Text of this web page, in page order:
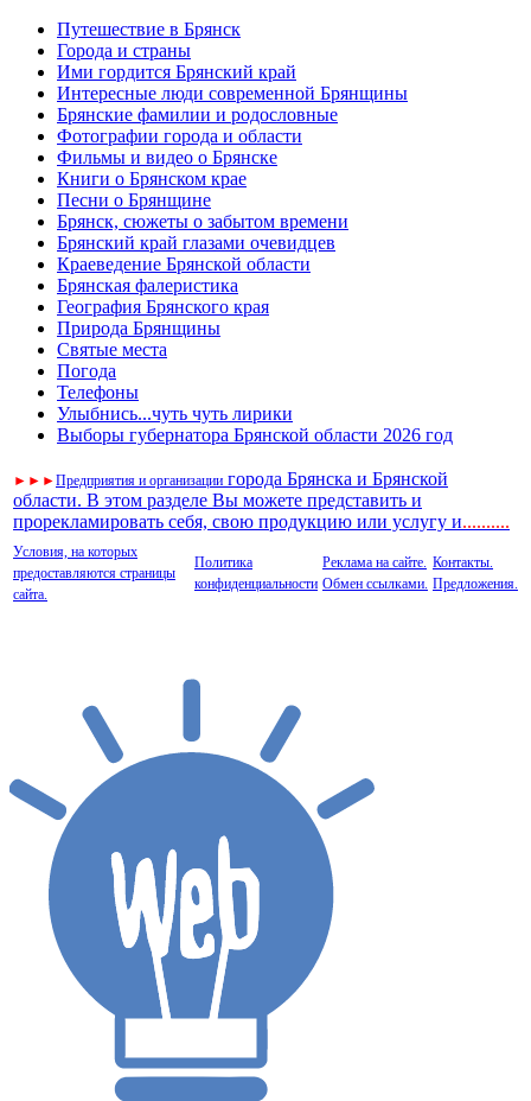
Путешествие в Брянск
Города и страны
Ими гордится Брянский край
Интересные люди современной Брянщины
Брянские фамилии и родословные
Фотографии города и области
Фильмы и видео о Брянске
Книги о Брянском крае
Песни о Брянщине
Брянск, сюжеты о забытом времени
Брянский край глазами очевидцев
Краеведение Брянской области
Брянская фалеристика
География Брянского края
Природа Брянщины
Святые места
Погода
Телефоны
Улыбнись...чуть чуть лирики
Выборы губернатора Брянской области 2026 год
► ► ►Предприятия и организации города Брянска и Брянской
области. В этом разделе Вы можете представить и
прорекламировать себя, свою продукцию или услугу и..........
Условия, на которых
предоставляются страницы
сайта.
Политика
конфиденциальности
Реклама на сайте.
Обмен ссылками.
Контакты.
Предложения.